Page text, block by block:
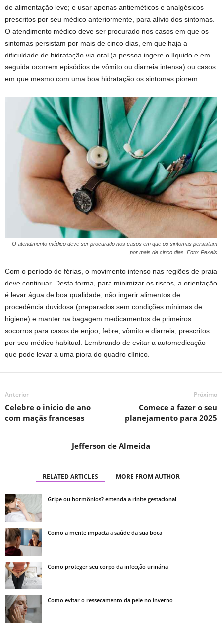
de alimentação leve; e usar apenas antieméticos e analgésicos
prescritos por seu médico anteriormente, para alívio dos sintomas.
O atendimento médico deve ser procurado nos casos em que os
sintomas persistam por mais de cinco dias, em que haja a
dificuldade de hidratação via oral (a pessoa ingere o líquido e em
seguida ocorrem episódios de vômito ou diarreia intensa) ou casos
em que mesmo com uma boa hidratação os sintomas piorem.
O atendimento médico deve ser procurado nos casos em que os sintomas persistam
por mais de cinco dias. Foto: Pexels
Com o período de férias, o movimento intenso nas regiões de praia
deve continuar. Desta forma, para minimizar os riscos, a orientação
é levar água de boa qualidade, não ingerir alimentos de
procedência duvidosa (preparados sem condições mínimas de
higiene) e manter na bagagem medicamentos de primeiros
socorros para casos de enjoo, febre, vômito e diarreia, prescritos
por seu médico habitual. Lembrando de evitar a automedicação
que pode levar a uma piora do quadro clínico.
Anterior
Celebre o inicio de ano
com maçãs francesas
Próximo
Comece a fazer o seu
planejamento para 2025
Jefferson de Almeida
RELATED ARTICLES MORE FROM AUTHOR
Gripe ou hormônios? entenda a rinite gestacional
Como a mente impacta a saúde da sua boca
Como proteger seu corpo da infecção urinária
Como evitar o ressecamento da pele no inverno